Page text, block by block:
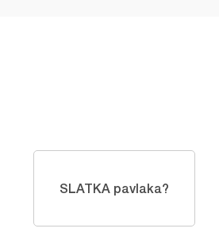
SLATKA pavlaka?